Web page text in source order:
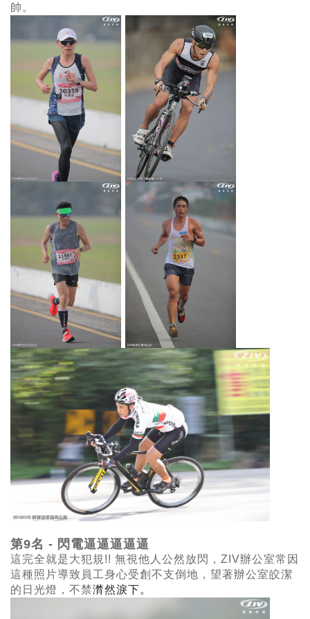
帥。
第9名 - 閃電逼逼逼逼逼
這完全就是大犯規!! 無視他人公然放閃，ZIV辦公室常因
這種照片導致員工身心受創不支倒地，望著辦公室皎潔
的日光燈，不禁潸然淚下。